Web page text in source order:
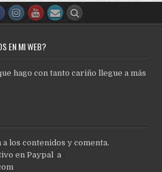
EN MI WEB?
hago con tanto cariño llegue a más
los contenidos y comenta.
en Paypal a